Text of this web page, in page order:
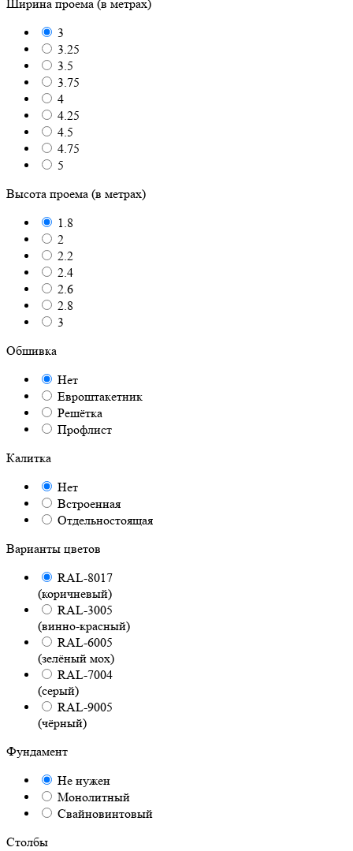
Ширина проема (в метрах)
3
3.25
3.5
3.75
4
4.25
4.5
4.75
5
Высота проема (в метрах)
1.8
2
2.2
2.4
2.6
2.8
3
Обшивка
Нет
Евроштакетник
Решётка
Профлист
Калитка
Нет
Встроенная
Отдельностоящая
Варианты цветов
RAL-8017
(коричневый)
RAL-3005
(винно-красный)
RAL-6005
(зелёный мох)
RAL-7004
(серый)
RAL-9005
(чёрный)
Фундамент
Не нужен
Монолитный
Свайновинтовый
Столбы